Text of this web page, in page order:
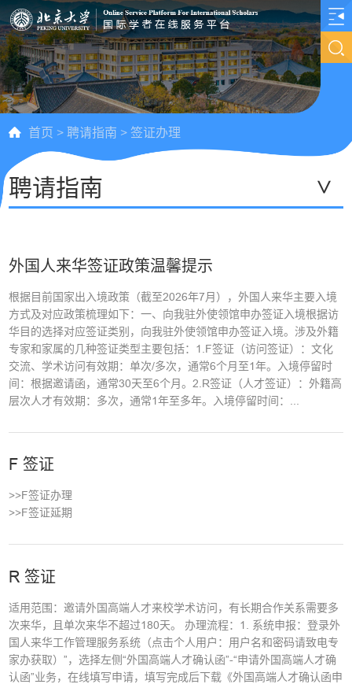
首页 >聘请指南 > 签证办理
聘请指南 >
外国人来华签证政策温馨提示
根据目前国家出入境政策（截至2026年7月），外国人来华主要入境
方式及对应政策梳理如下：一、向我驻外使领馆申办签证入境根据访
华目的选择对应签证类别，向我驻外使领馆申办签证入境。涉及外籍
专家和家属的几种签证类型主要包括：1.F签证（访问签证）：文化
交流、学术访问有效期：单次/多次，通常6个月至1年。入境停留时
间：根据邀请函，通常30天至6个月。2.R签证（人才签证）：外籍高
层次人才有效期：多次，通常1年至多年。入境停留时间：...
F 签证
>>F签证办理
>>F签证延期
R 签证
适用范围：邀请外国高端人才来校学术访问，有长期合作关系需要多
次来华，且单次来华不超过180天。 办理流程：1. 系统申报：登录外
国人来华工作管理服务系统（点击个人用户：用户名和密码请致电专
家办获取）”，选择左侧“外国高端人才确认函”-“申请外国高端人才确
认函”业务，在线填写申请，填写完成后下载《外国高端人才确认函申